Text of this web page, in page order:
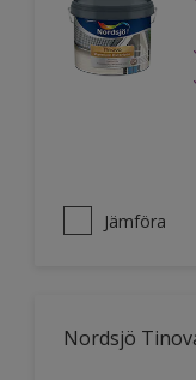
Jämföra
Nordsjö